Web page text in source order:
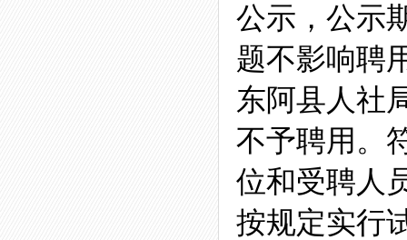
公示，公示
题不影响聘
东阿县人社
不予聘用。
位和受聘人
按规定实行